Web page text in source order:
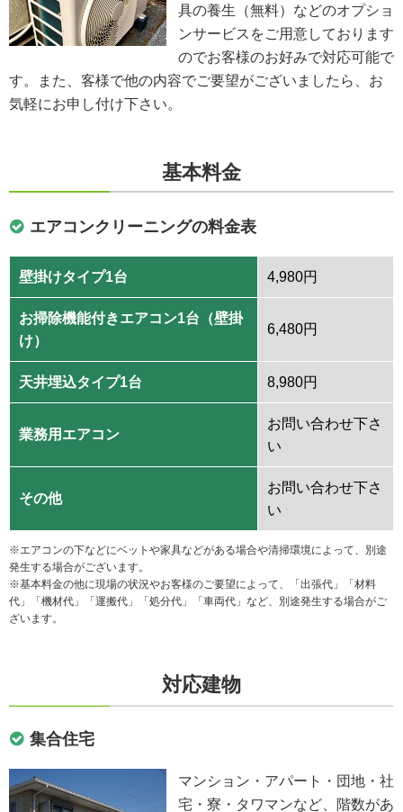
具の養生（無料）などのオプショ
ンサービスをご用意しております
のでお客様のお好みで対応可能で
す。また、客様で他の内容でご要望がございましたら、お
気軽にお申し付け下さい。
基本料金
エアコンクリーニングの料金表
壁掛けタイプ1台 4,980円
お掃除機能付きエアコン1台（壁掛
け）
6,480円
天井埋込タイプ1台 8,980円
業務用エアコン
お問い合わせ下さ
い
その他
お問い合わせ下さ
い
※エアコンの下などにベットや家具などがある場合や清掃環境によって、別途
発生する場合がございます。
※基本料金の他に現場の状況やお客様のご要望によって、「出張代」「材料
代」「機材代」「運搬代」「処分代」「車両代」など、別途発生する場合がご
ざいます。
対応建物
集合住宅
マンション・アパート・団地・社
宅・寮・タワマンなど、階数があ